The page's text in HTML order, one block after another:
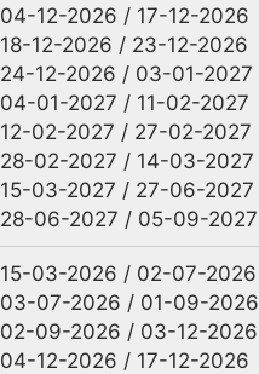
04-12-2026 / 17-12-2026
18-12-2026 / 23-12-2026
24-12-2026 / 03-01-2027
04-01-2027 / 11-02-2027
12-02-2027 / 27-02-2027
28-02-2027 / 14-03-2027
15-03-2027 / 27-06-2027
28-06-2027 / 05-09-2027
15-03-2026 / 02-07-2026
03-07-2026 / 01-09-2026
02-09-2026 / 03-12-2026
04-12-2026 / 17-12-2026